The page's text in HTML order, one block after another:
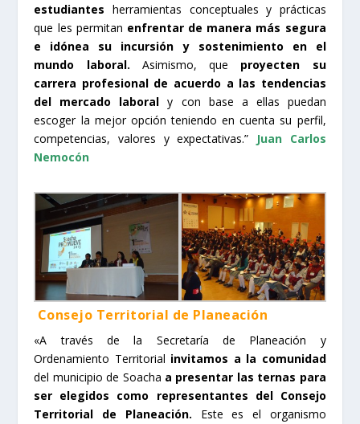
estudiantes herramientas conceptuales y prácticas
que les permitan enfrentar de manera más segura
e idónea su incursión y sostenimiento en el
mundo laboral. Asimismo, que proyecten su
carrera profesional de acuerdo a las tendencias
del mercado laboraly con base a ellas puedan
escoger la mejor opción teniendo en cuenta su perfil,
competencias, valores y expectativas.”
Juan Carlos
Nemocón
Consejo Territorial de Planeación
«A través de la Secretaría de Planeación y
Ordenamiento Territorial invitamos a la comunidad
del municipio de Soacha a presentar las ternas para
ser elegidos como representantes del Consejo
Territorial de Planeación. Este es el organismo